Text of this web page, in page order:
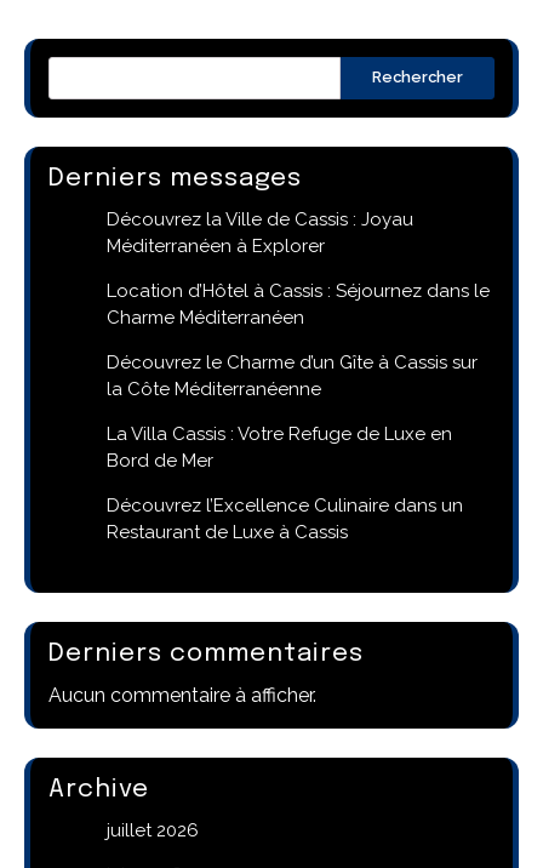
Rechercher
Derniers messages
Découvrez la Ville de Cassis : Joyau
Méditerranéen à Explorer
Location d’Hôtel à Cassis : Séjournez dans le
Charme Méditerranéen
Découvrez le Charme d’un Gîte à Cassis sur
la Côte Méditerranéenne
La Villa Cassis : Votre Refuge de Luxe en
Bord de Mer
Découvrez l’Excellence Culinaire dans un
Restaurant de Luxe à Cassis
Derniers commentaires
Aucun commentaire à afficher.
Archive
juillet 2026